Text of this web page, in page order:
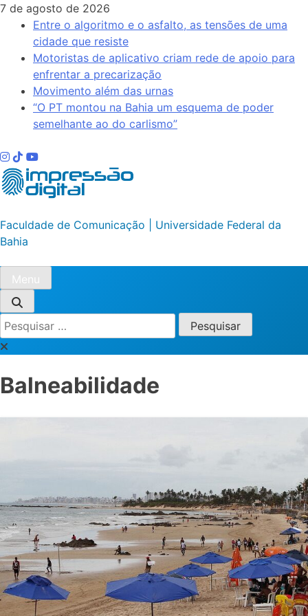
Skip
content
7 de agosto de 2026
Entre o algoritmo e o asfalto, as tensões de uma
cidade que resiste
Motoristas de aplicativo criam rede de apoio para
enfrentar a precarização
Movimento além das urnas
“O PT montou na Bahia um esquema de poder
semelhante ao do carlismo”
Impressão Digital
Faculdade de Comunicação | Universidade Federal da
Bahia
Menu
Pesquisar
por:
Balneabilidade